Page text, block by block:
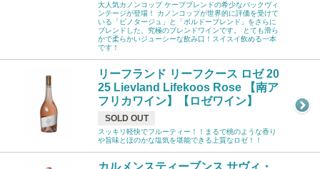
大人気カノンコップ ケープブレンドの希少なバックヴィ
ンテージが登場！ カノンコップが世界的に評価を受けて
いる「ピノタージュ」と「ボルドーブレンド」をさらに
ブレンドした、究極のブレンドワインです。 とても滑ら
かで柔らかいジューシーな飲み口！スイスイ飲める一本
です！
リーフランド リーフクース ロゼ 20
25 Lievland Lifekoos Rose 【南ア
フリカワイン】【ロゼワイン】
SOLD OUT
スッキリ軽快でフルーティー！！まるで桃のような香り
や旨味とほのかな塩気を堪能できる上質なロゼ！！
カルメンスティーブンス サヴィ・